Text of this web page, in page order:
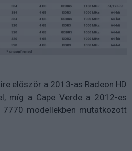
először a 2013-as Radeon HD
míg a Cape Verde a 2012-es
modellekben mutatkozott